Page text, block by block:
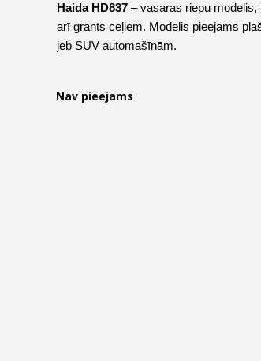
Haida HD837– vasaras riepu modelis,
arī grants ceļiem. Modelis pieejams
jeb SUV automašīnām.
Nav pieejams